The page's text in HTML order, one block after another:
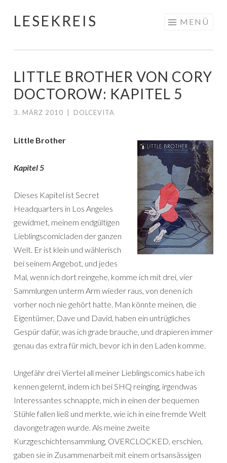
Springe
LESEKREIS MENÜ
LITTLE BROTHER VON CORY
DOCTOROW: KAPITEL 5
3. MÄRZ 2010 DOLCEVITA
Little Brother
Kapitel 5
Dieses Kapitel ist Secret
Headquarters in Los Angeles
gewidmet, meinem endgültigen
Lieblingscomicladen der ganzen
Welt. Er ist klein und wählerisch
bei seinem Angebot, und jedes
Mal, wenn ich dort reingehe, komme ich mit drei, vier
Sammlungen unterm Arm wieder raus, von denen ich
vorher noch nie gehört hatte. Man könnte meinen, die
Eigentümer, Dave und David, haben ein untrügliches
Gespür dafür, was ich grade brauche, und drapieren immer
genau das extra für mich, bevor ich in den Laden komme.
Ungefähr drei Viertel all meiner Lieblingscomics habe ich
kennen gelernt, indem ich bei SHQ reinging, irgendwas
Interessantes schnappte, mich in einen der bequemen
Stühle fallen ließ und merkte, wie ich in eine fremde Welt
davongetragen wurde. Als meine zweite
Kurzgeschichtensammlung, OVERCLOCKED, erschien,
gaben sie in Zusammenarbeit mit einem ortsansässigen